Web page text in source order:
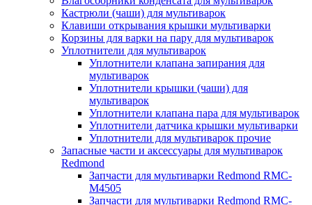
Кастрюли (чаши) для мультиварок
Клавиши открывания крышки мультиварки
Корзины для варки на пару для мультиварок
Уплотнители для мультиварок
Уплотнители клапана запирания для
мультиварок
Уплотнители крышки (чаши) для
мультиварок
Уплотнители клапана пара для мультиварок
Уплотнители датчика крышки мультиварки
Уплотнители для мультиварок прочие
Запасные части и аксессуары для мультиварок
Redmond
Запчасти для мультиварки Redmond RMC-
M4505
Запчасти для мультиварки Redmond RMC-